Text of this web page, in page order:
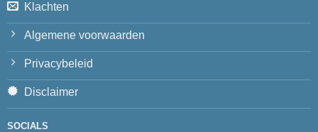
Klachten
Algemene voorwaarden
Privacybeleid
Disclaimer
SOCIALS